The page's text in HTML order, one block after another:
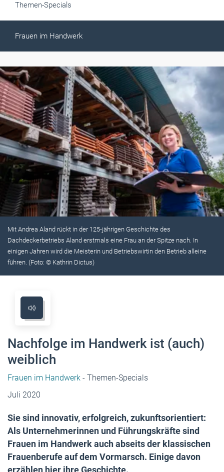
Themen-Specials
Frauen im Handwerk
Mit Andrea Aland rückt in der 125-jährigen Geschichte des
Dachdeckerbetriebs Aland erstmals eine Frau an der Spitze nach. In
einigen Jahren wird die Meisterin und ­Betriebswirtin den Betrieb alleine
führen. (Foto: © Kathrin Dictus)
Nachfolge im Handwerk ist (auch)
weiblich
Frauen im Handwerk - Themen-Specials
Juli 2020
Sie sind innovativ, erfolgreich, zukunftsorientiert:
Als Unternehmerinnen und Führungskräfte sind
Frauen im Handwerk auch abseits der klassischen
Frauenberufe auf dem ­Vormarsch. Einige davon
erzählen hier ihre Geschichte.